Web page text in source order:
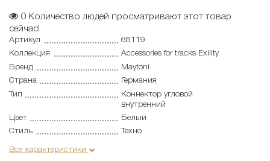
0 Количество людей просматривают этот товар
сейчас!
Артикул
68119
Коллекция
Accessories for tracks Exility
Бренд
Maytoni
Страна
Германия
Тип
Коннектор угловой
внутренний
Цвет
Белый
Стиль
Техно
Все характеристики